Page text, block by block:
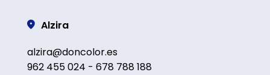
Alzira
alzira@doncolor.es
962 455 024 - 678 788 188